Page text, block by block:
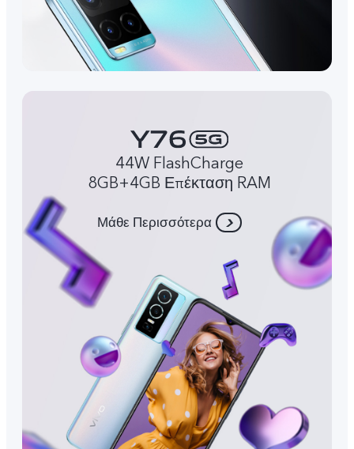
44W FlashCharge
8GB+4GB Επέκταση RAM
Μάθε Περισσότερα